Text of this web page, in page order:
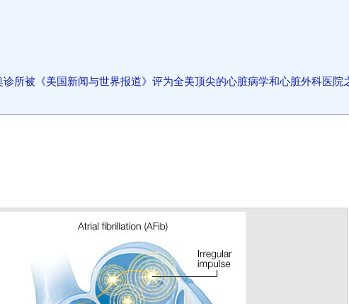
所被《美国新闻与世界报道》评为全美顶尖的心脏病学和心脏外科医院